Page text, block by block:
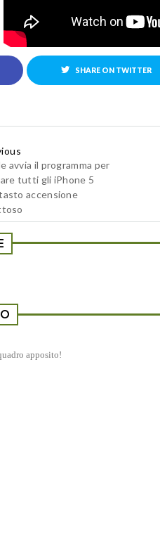
SHARE ON TWITTER
avvia il programma per
tutti gli iPhone 5
accensione
apposito!